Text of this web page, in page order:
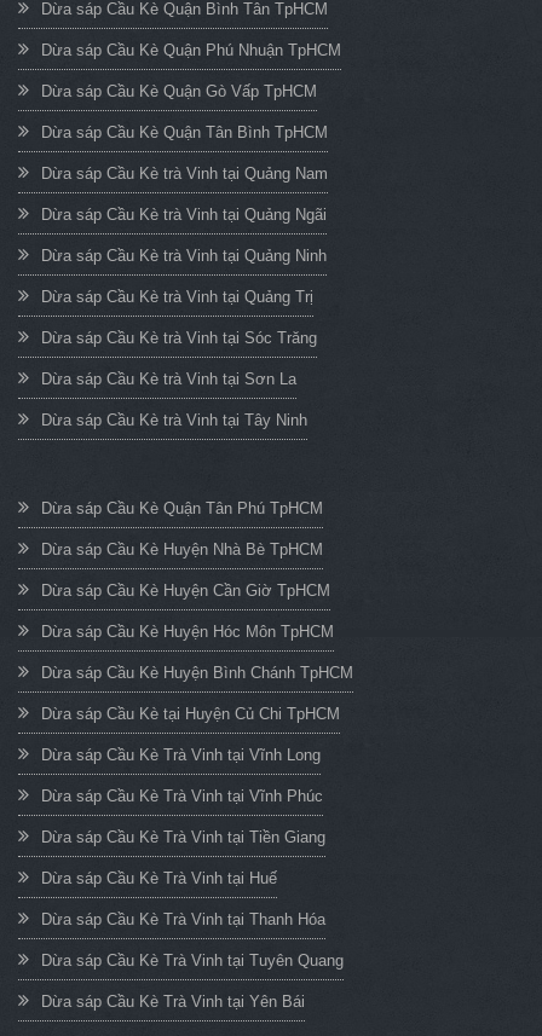
Dừa sáp Cầu Kè Quận Bình Tân TpHCM
Dừa sáp Cầu Kè Quận Phú Nhuận TpHCM
Dừa sáp Cầu Kè Quận Gò Vấp TpHCM
Dừa sáp Cầu Kè Quận Tân Bình TpHCM
Dừa sáp Cầu Kè trà Vinh tại Quảng Nam
Dừa sáp Cầu Kè trà Vinh tại Quảng Ngãi
Dừa sáp Cầu Kè trà Vinh tại Quảng Ninh
Dừa sáp Cầu Kè trà Vinh tại Quảng Trị
Dừa sáp Cầu Kè trà Vinh tại Sóc Trăng
Dừa sáp Cầu Kè trà Vinh tại Sơn La
Dừa sáp Cầu Kè trà Vinh tại Tây Ninh
Dừa sáp Cầu Kè Quận Tân Phú TpHCM
Dừa sáp Cầu Kè Huyện Nhà Bè TpHCM
Dừa sáp Cầu Kè Huyện Cần Giờ TpHCM
Dừa sáp Cầu Kè Huyện Hóc Môn TpHCM
Dừa sáp Cầu Kè Huyện Bình Chánh TpHCM
Dừa sáp Cầu Kè tại Huyện Củ Chi TpHCM
Dừa sáp Cầu Kè Trà Vinh tại Vĩnh Long
Dừa sáp Cầu Kè Trà Vinh tại Vĩnh Phúc
Dừa sáp Cầu Kè Trà Vinh tại Tiền Giang
Dừa sáp Cầu Kè Trà Vinh tại Huế
Dừa sáp Cầu Kè Trà Vinh tại Thanh Hóa
Dừa sáp Cầu Kè Trà Vinh tại Tuyên Quang
Dừa sáp Cầu Kè Trà Vinh tại Yên Bái